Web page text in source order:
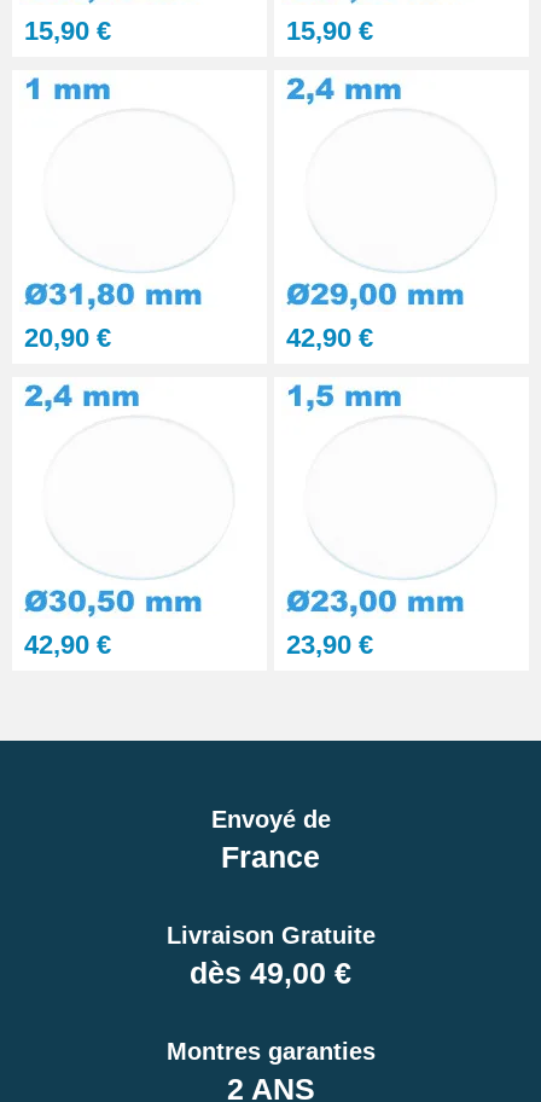
15,90 € 15,90 €
20,90 € 42,90 €
42,90 € 23,90 €
Envoyé de
France
Livraison Gratuite
dès 49,00 €
Montres garanties
2 ANS